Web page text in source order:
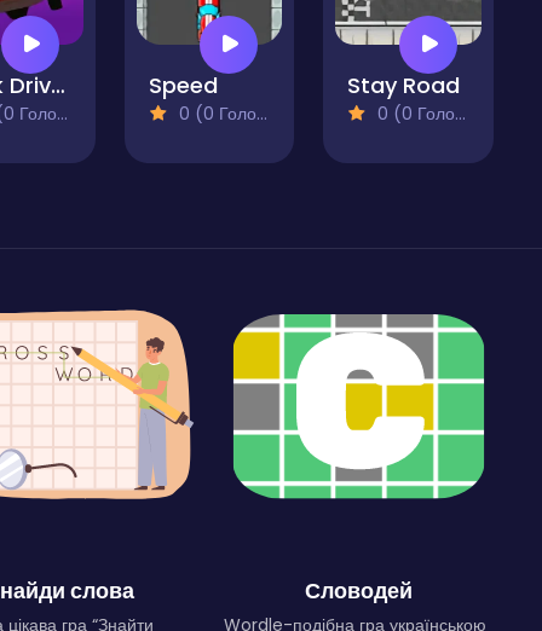
Drink Drive Survive Speed
0 (0 Голосів)
Stay Road
0 (0 Голосів)
слова
гра “Знайти
Словодей
Wordle-подібна гра українською